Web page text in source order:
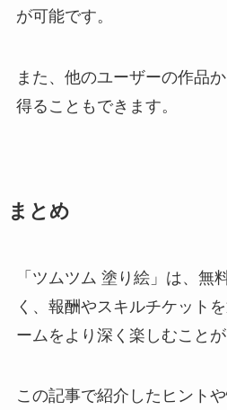
が可能です。
また、他のユーザーの作品
得ることもできます。
まとめ
「ツムツム 塗り絵」は、無
く、報酬やスキルチケット
ームをより深く楽しむことが
この記事で紹介したヒント